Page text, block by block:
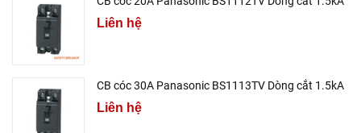
Liên hệ
CB cóc 30A Panasonic BS1113TV Dòng cắt 1.5kA
Liên hệ